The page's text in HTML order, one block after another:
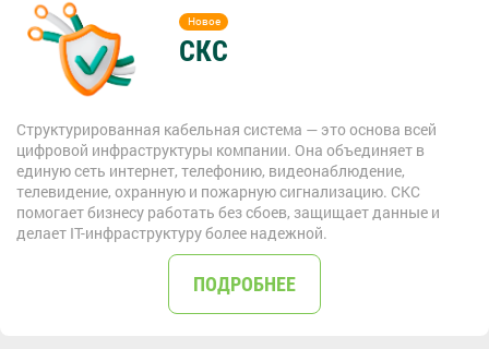
СКС
Структурированная кабельная система — это основа всей
цифровой инфраструктуры компании. Она объединяет в
единую сеть интернет, телефонию, видеонаблюдение,
телевидение, охранную и пожарную сигнализацию. СКС
помогает бизнесу работать без сбоев, защищает данные и
делает IT-инфраструктуру более надежной.
ПОДРОБНЕЕ